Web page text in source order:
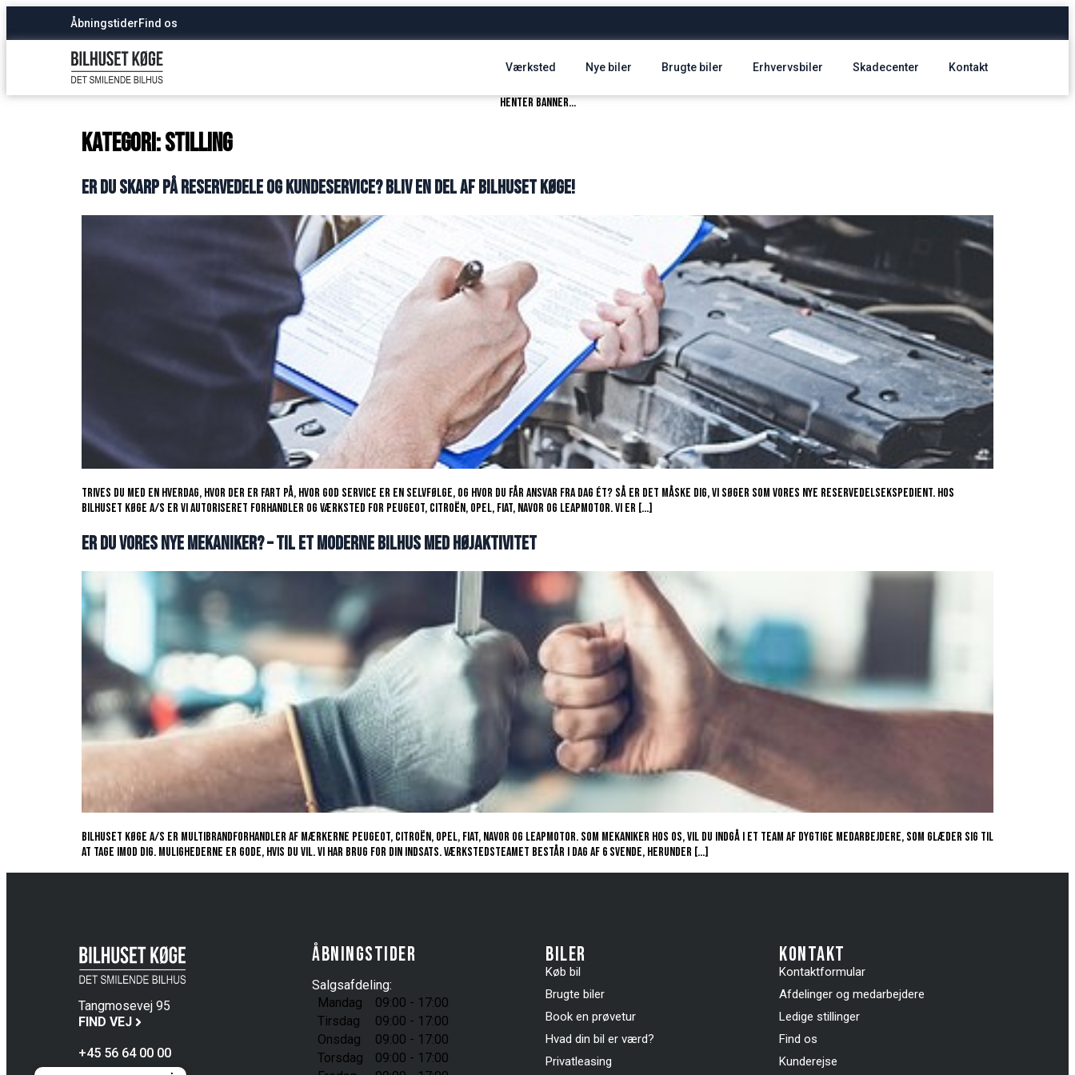
ÅbningstiderFind os
Værksted Nye biler Brugte biler Erhvervsbiler Skadecenter Kontakt
henter banner...
Kategori:Stilling
Er du skarp på reservedele og kundeservice? Bliv en del af Bilhuset Køge!
Trives du med en hverdag, hvor der er fart på, hvor god service er en selvfølge, og hvor du får ansvar fra dag ét? Så er det måske dig, vi søger som vores nye reservedelsekspedient. Hos
Bilhuset Køge A/S er vi autoriseret forhandler og værksted for Peugeot, Citroën, Opel, Fiat, Navor og Leapmotor. Vi er […]
Er du vores nye mekaniker? – til et moderne bilhus med højaktivitet
Bilhuset Køge A/S er multibrandforhandler af mærkerne Peugeot, Citroën, Opel, Fiat, Navor og Leapmotor. Som mekaniker hos os, vil du indgå i et team af dygtige medarbejdere, som glæder sig til
at tage imod dig. Mulighederne er gode, hvis du vil. Vi har brug for din indsats. Værkstedsteamet består i dag af 6 svende, herunder […]
Tangmosevej 95
4600 Køge
FIND VEJ
+45 56 64 00 00
Åbningstider
Salgsafdeling:
Mandag
09:00 - 17:00
Tirsdag
09:00 - 17:00
Onsdag
09:00 - 17:00
Torsdag
09:00 - 17:00
Biler
Køb bil
Brugte biler
Book en prøvetur
Hvad din bil er værd?
Privatleasing
kontakt
Kontaktformular
Afdelinger og medarbejdere
Ledige stillinger
Find os
Kunderejse